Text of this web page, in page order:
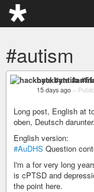
#autism
hackbyte
15 days ago – Public
Long post, English at
oben, Deutsch darunter.
English version:
#AuDHS Question
I'm a for very long
is cPTSD and
the point here.